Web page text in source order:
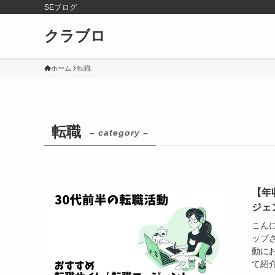
SEブログ
クラブロ
ホーム 転職
転職 – category –
【
ジェ
こん
ップ
動に
て紹